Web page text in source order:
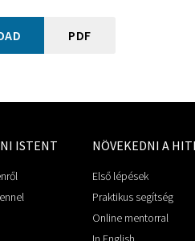
PDF
ISTENT NÖVEKEDNI A
Első lépések
Praktikus segítség
Online mentorral